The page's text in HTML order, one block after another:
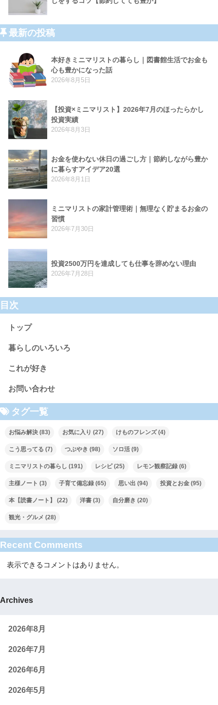
最新の投稿
本好きミニマリストの暮らし｜図書館生活でお金も
心も豊かになった話
2026年8月5日
【投資×ミニマリスト】2026年7月のほったらかし
投資実績
2026年8月3日
お金を使わない休日の過ごし方｜節約しながら豊か
に暮らすアイデア20選
2026年8月1日
ミニマリストの家計管理術｜無理なく貯まるお金の
習慣
2026年7月30日
投資2500万円を達成しても仕事を辞めない理由
2026年7月28日
目次
トップ
暮らしのいろいろ
これが好き
お問い合わせ
タグ一覧
お悩み解決 (83) お気に入り (27) けものフレンズ(4)
こう思ってる (7) つぶやき (98) ソロ活 (9)
ミニマリストの暮らし (191) レシピ(25) レモン観察記録 (6)
主様ノート (3) 子育て備忘録 (65) 思い出 (94) 投資とお金 (95)
本【読書ノート】 (22) 洋書 (3) 自分磨き (20)
観光・グルメ (28)
Recent Comments
表示できるコメントはありません。
Archives
2026年8月
2026年7月
2026年6月
2026年5月